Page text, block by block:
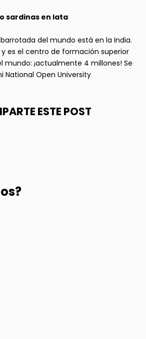
sardinas en lata
del mundo está en la India.
y es el centro de formación superior
mundo: ¡actualmente 4 millones! Se
National Open University
ESTE POST